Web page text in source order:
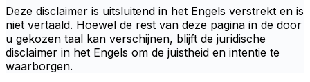
Deze disclaimer is uitsluitend in het Engels verstrekt en is
niet vertaald. Hoewel de rest van deze pagina in de door
u gekozen taal kan verschijnen, blijft de juridische
disclaimer in het Engels om de juistheid en intentie te
waarborgen.